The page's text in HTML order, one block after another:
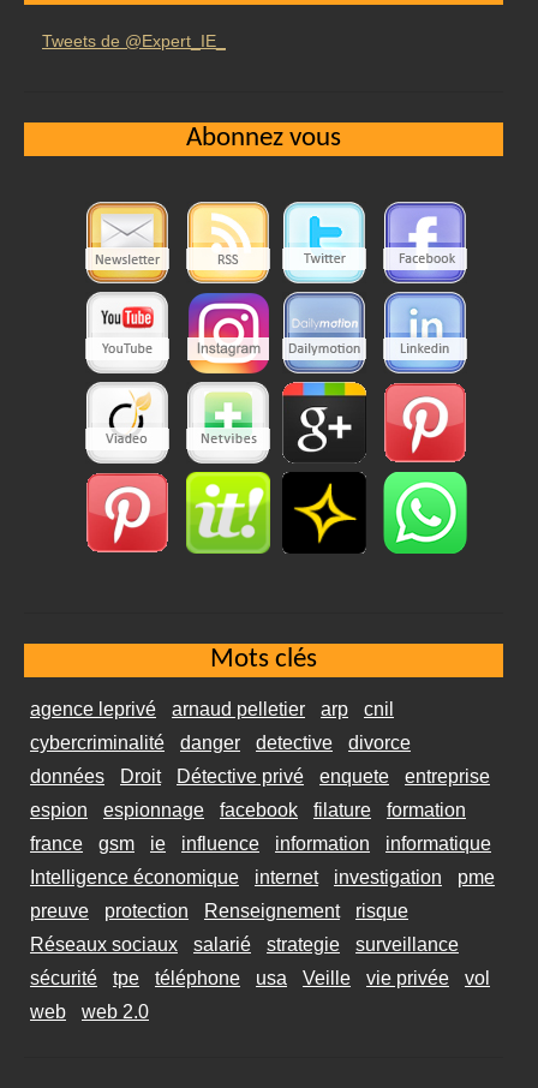
Tweets de @Expert_IE_
Abonnez vous
Mots clés
agence leprivé arnaud pelletier arp
cnil
cybercriminalité
danger detective
divorce
données
Droit Détective privé enquete
entreprise
espion
espionnage facebook filature
formation
france
gsm ie influence information
informatique
Intelligence économique
internet investigation
pme
preuve
protection Renseignement
risque
Réseaux sociaux
salarié strategie
surveillance
sécurité
tpe téléphone usa Veille vie privée
vol
web
web 2.0